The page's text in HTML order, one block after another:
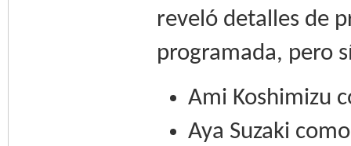
reveló detalles de
programada, pero
Ami Koshimizu
Aya Suzaki